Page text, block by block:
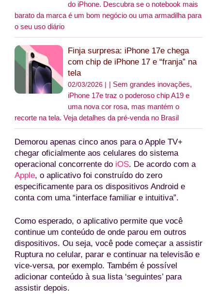
do iPhone. Descubra se o notebook mais
barato da marca é um bom negócio ou uma armadilha para
o seu uso diário
Finja surpresa: iPhone 17e chega
com chip de iPhone 17 e “franja” na
tela
02/03/2026 |
Sem grandes inovações,
iPhone 17e traz o poderoso chip A19 e
uma nova cor rosa, mas mantém o
recorte na tela. Veja detalhes da pré-venda no Brasil
Demorou apenas cinco anos para o Apple TV+
chegar oficialmente aos celulares do sistema
operacional concorrente do iOS. De acordo com a
Apple, o aplicativo foi construído do zero
especificamente para os dispositivos Android e
conta com uma “interface familiar e intuitiva”.
Como esperado, o aplicativo permite que você
continue um conteúdo de onde parou em outros
dispositivos. Ou seja, você pode começar a assistir
Ruptura no celular, parar e continuar na televisão e
vice-versa, por exemplo. Também é possível
adicionar conteúdo à sua lista ‘seguintes’ para
assistir depois.